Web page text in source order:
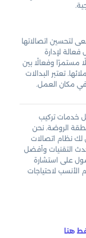
لتحسين اتصالاتها
فعالة لإدارة
مستمرًا وفعالًا بين
تعتبر البدالات
في مكان العمل.
خدمات تركيب
الروضة. نحن
لك نظام اتصالات
التقنيات وأفضل
على استشارة
الأنسب لاحتياجات
هنا